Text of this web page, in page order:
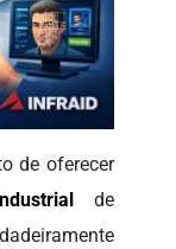
de oferecer
de